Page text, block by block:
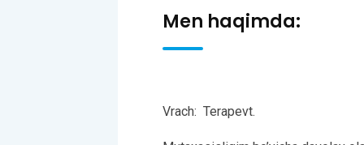
Men haqimda:
Vrach: Terapevt.